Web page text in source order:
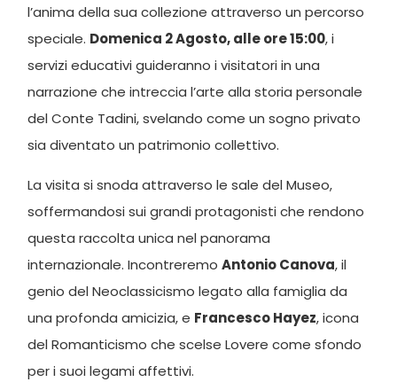
l’anima della sua collezione attraverso un percorso
speciale. Domenica 2 Agosto, alle ore 15:00, i
servizi educativi guideranno i visitatori in una
narrazione che intreccia l’arte alla storia personale
del Conte Tadini, svelando come un sogno privato
sia diventato un patrimonio collettivo.
La visita si snoda attraverso le sale del Museo,
soffermandosi sui grandi protagonisti che rendono
questa raccolta unica nel panorama
internazionale. IncontreremoAntonio Canova, il
genio del Neoclassicismo legato alla famiglia da
una profonda amicizia, e Francesco Hayez, icona
del Romanticismo che scelse Lovere come sfondo
per i suoi legami affettivi.